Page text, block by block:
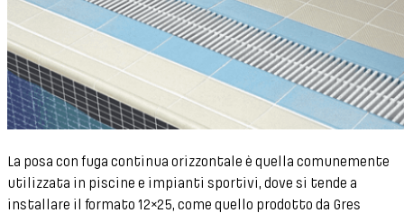
La posa con fuga continua orizzontale è quella comunemente
utilizzata in piscine e impianti sportivi, dove si tende a
installare il formato 12×25, come quello prodotto da Gres